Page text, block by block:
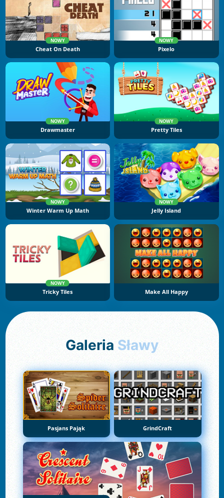
NOWY
Cheat On Death
NOWY
Pixelo
NOWY
Drawmaster
NOWY
Pretty Tiles
NOWY
Winter Warm Up Math
NOWY
Jelly Island
NOWY
Tricky Tiles Make All Happy
Galeria Sławy
Pasjans Pająk GrindCraft